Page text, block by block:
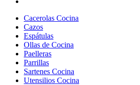
Cacerolas Cocina
Cazos
Espátulas
Ollas de Cocina
Paelleras
Parrillas
Sartenes Cocina
Utensilios Cocina